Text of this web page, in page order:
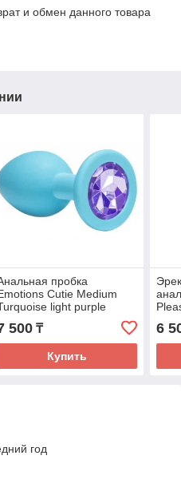
и обмен данного товара
пробка
Cutie Medium
light purple
crystal 4012-04Lola
500₸
Купить
6
год